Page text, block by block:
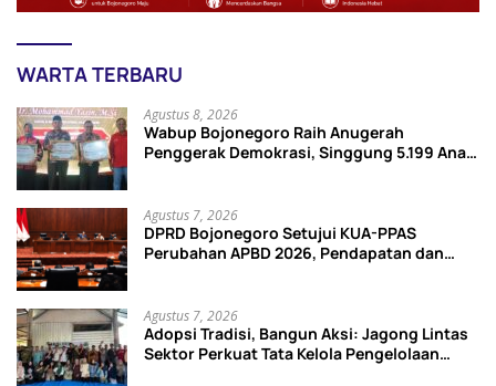
WARTA TERBARU
Agustus 8, 2026
Wabup Bojonegoro Raih Anugerah
Penggerak Demokrasi, Singgung 5.199 Anak
Agustus 7, 2026
DPRD Bojonegoro Setujui KUA-PPAS
Perubahan APBD 2026, Pendapatan dan
Agustus 7, 2026
Adopsi Tradisi, Bangun Aksi: Jagong Lintas
Sektor Perkuat Tata Kelola Pengelolaan